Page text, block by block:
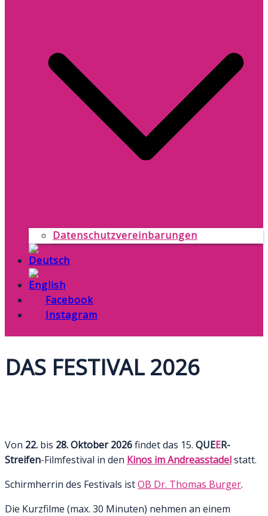
Datenschutzvereinbarungen
Facebook
Instagram
DAS FESTIVAL 2026
Von 22. bis 28. Oktober 2026findet das 15. QUEER-
Streifen-Filmfestival in den Kinos im Andreasstadelstatt.
Schirmherrin des Festivals istOB Dr. Thomas Burger.
Die Kurzfilme (max. 30 Minuten) nehmen an einem